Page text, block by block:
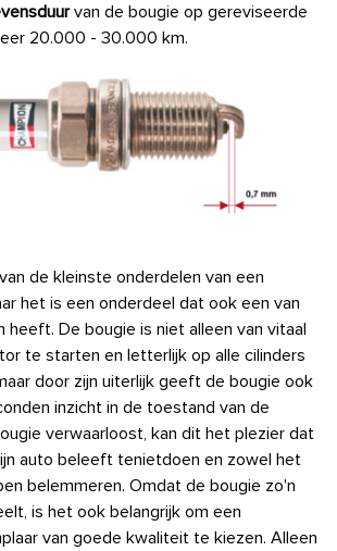
van de bougie op gereviseerde
20.000 - 30.000 km.
de kleinste onderdelen van een
het is een onderdeel dat ook een van
De bougie is niet alleen van vitaal
te starten en letterlijk op alle cilinders
door zijn uiterlijk geeft de bougie ook
inzicht in de toestand van de
verwaarloost, kan dit het plezier dat
auto beleeft tenietdoen en zowel het
belemmeren. Omdat de bougie zo'n
is het ook belangrijk om een
van goede kwaliteit te kiezen. Alleen